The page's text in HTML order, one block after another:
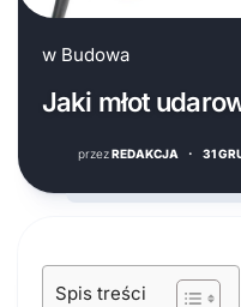
w Budowa
Jaki młot
przezREDAKCJA · 31
Spis treści